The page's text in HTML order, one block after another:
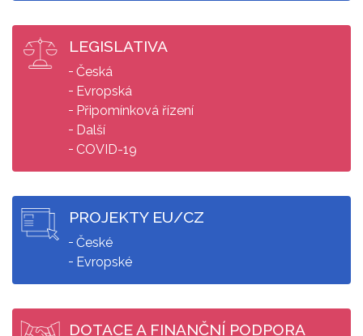
LEGISLATIVA
Česká
Evropská
Připomínková řízení
Další
COVID-19
PROJEKTY EU/CZ
České
Evropské
DOTACE A FINANČNÍ PODPORA